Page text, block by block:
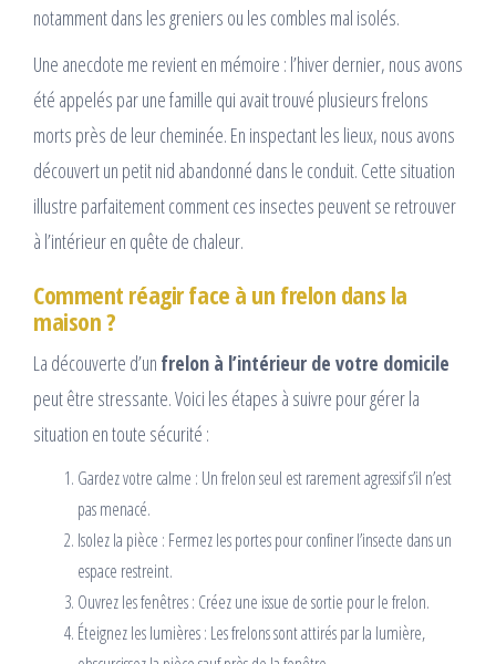
notamment dans les greniers ou les combles mal isolés.
Une anecdote me revient en mémoire : l’hiver dernier, nous avons
été appelés par une famille qui avait trouvé plusieurs frelons
morts près de leur cheminée. En inspectant les lieux, nous avons
découvert un petit nid abandonné dans le conduit. Cette situation
illustre parfaitement comment ces insectes peuvent se retrouver
à l’intérieur en quête de chaleur.
Comment réagir face à un frelon dans la
maison ?
La découverte d’un frelon à l’intérieur de votre domicile
peut être stressante. Voici les étapes à suivre pour gérer la
situation en toute sécurité :
Gardez votre calme : Un frelon seul est rarement agressif s’il n’est
pas menacé.
Isolez la pièce : Fermez les portes pour confiner l’insecte dans un
espace restreint.
Ouvrez les fenêtres : Créez une issue de sortie pour le frelon.
Éteignez les lumières : Les frelons sont attirés par la lumière,